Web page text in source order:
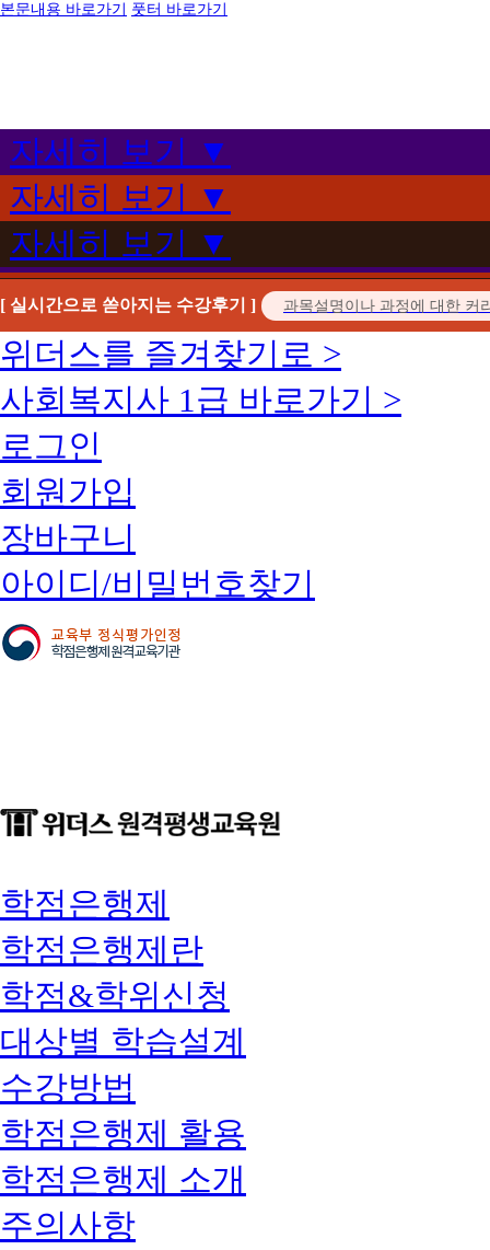
본문내용 바로가기 풋터 바로가기
자세히 보기 ▼
자세히 보기 ▼
자세히 보기 ▼
[ 실시간으로 쏟아지는 수강후기 ]
위더스를 즐겨찾기로 >
사회복지사 1급 바로가기 >
로그인
회원가입
장바구니
아이디/비밀번호찾기
학점은행제
학점은행제란
학점&학위신청
대상별 학습설계
수강방법
학점은행제 활용
학점은행제 소개
주의사항